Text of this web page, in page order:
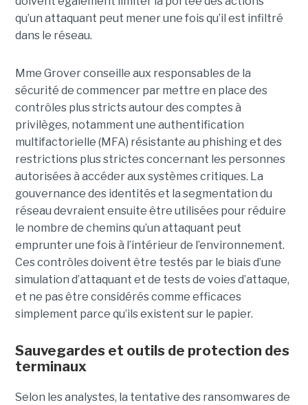
qu’un attaquant peut mener une fois qu’il est infiltré
dans le réseau.
Mme Grover conseille aux responsables de la
sécurité de commencer par mettre en place des
contrôles plus stricts autour des comptes à
privilèges, notamment une authentification
multifactorielle (MFA) résistante au phishing et des
restrictions plus strictes concernant les personnes
autorisées à accéder aux systèmes critiques. La
gouvernance des identités et la segmentation du
réseau devraient ensuite être utilisées pour réduire
le nombre de chemins qu’un attaquant peut
emprunter une fois à l’intérieur de l’environnement.
Ces contrôles doivent être testés par le biais d’une
simulation d’attaquant et de tests de voies d’attaque,
et ne pas être considérés comme efficaces
simplement parce qu’ils existent sur le papier.
Sauvegardes et outils de protection des
terminaux
Selon les analystes, la tentative des ransomwares de